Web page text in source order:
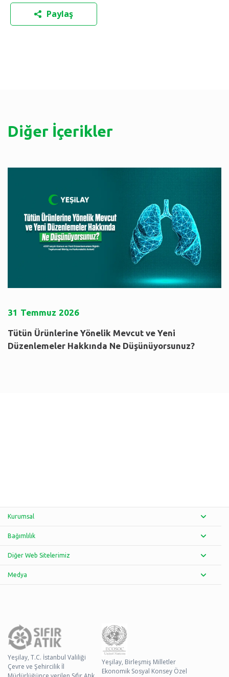
Paylaş
Diğer İçerikler
31 Temmuz 2026
Tütün Ürünlerine Yönelik Mevcut ve Yeni
Düzenlemeler Hakkında Ne Düşünüyorsunuz?
Kurumsal
Bağımlılık
Diğer Web Sitelerimiz
Medya
Yeşilay, T.C. İstanbul Valiliği
Çevre ve Şehircilik İl
Yeşilay, Birleşmiş Milletler
Ekonomik Sosyal Konsey Özel